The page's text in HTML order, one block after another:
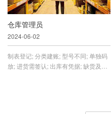
仓库管理员
2024-06-02
制表登记; 分类建账; 型号不同; 单独码
放; 进货需签认; 出库有凭据; 缺货及时